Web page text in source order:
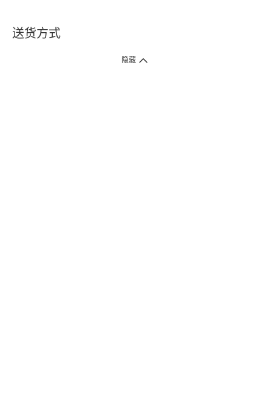
送货方式
1. 送货到府（受卫生署条例规管产品除外 ）
隐藏